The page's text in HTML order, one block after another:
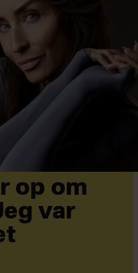
op om
var